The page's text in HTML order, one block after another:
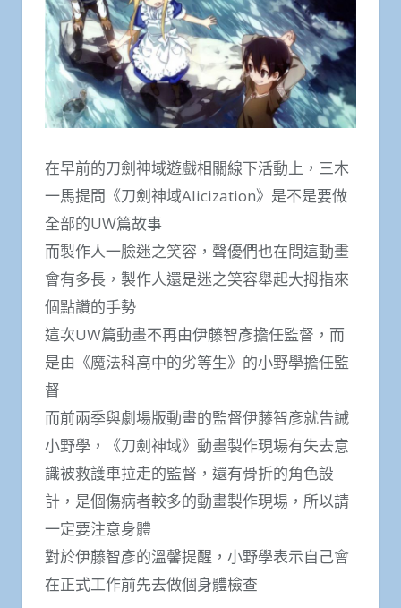
在早前的刀劍神域遊戲相關線下活動上，三木
一馬提問《刀劍神域Alicization》是不是要做
全部的UW篇故事
而製作人一臉迷之笑容，聲優們也在問這動畫
會有多長，製作人還是迷之笑容舉起大拇指來
個點讚的手勢
這次UW篇動畫不再由伊藤智彥擔任監督，而
是由《魔法科高中的劣等生》的小野學擔任監
督
而前兩季與劇場版動畫的監督伊藤智彥就告誡
小野學，《刀劍神域》動畫製作現場有失去意
識被救護車拉走的監督，還有骨折的角色設
計，是個傷病者較多的動畫製作現場，所以請
一定要注意身體
對於伊藤智彥的溫馨提醒，小野學表示自己會
在正式工作前先去做個身體檢查